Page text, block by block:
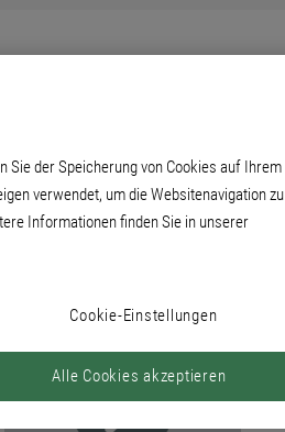
Sie der Speicherung von Cookies auf Ihrem
verwendet, um die Websitenavigation zu
Informationen finden Sie in unserer
Cookie-Einstellungen
Alle Cookies akzeptieren